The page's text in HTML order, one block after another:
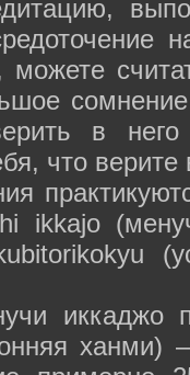
сомнение
в
что верите
ikkajo
иккаджо